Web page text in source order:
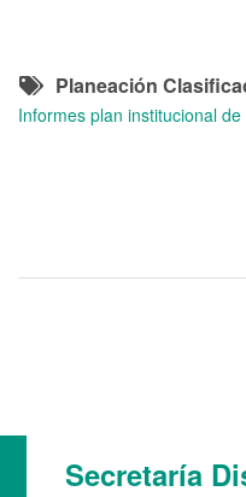
Planeación
Informes plan institucional
Secretaría